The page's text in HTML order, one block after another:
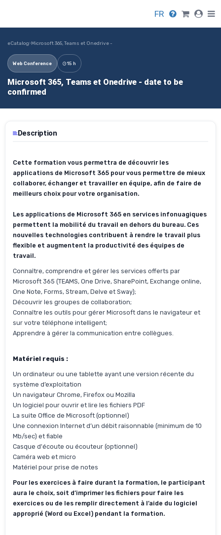
FR
eCatalog›Microsoft 365, Teams et Onedrive -
Web Conference 15 h
Microsoft 365, Teams et Onedrive - date to be
confirmed
Description
Cette formation vous permettra de découvrir les
applications de Microsoft 365 pour vous permettre de mieux
collaborer, échanger et travailler en équipe, afin de faire de
meilleurs choix pour votre organisation.
Les applications de Microsoft 365 en services infonuagiques
permettent la mobilité du travail en dehors du bureau. Ces
nouvelles technologies contribuent à rendre le travail plus
flexible et augmentent la productivité des équipes de
travail.
Connaître, comprendre et gérer les services offerts par
Microsoft 365 (TEAMS, One Drive, SharePoint, Exchange online,
One Note, Forms, Stream, Delve et Sway);
Découvrir les groupes de collaboration;
Connaître les outils pour gérer Microsoft dans le navigateur et
sur votre téléphone intelligent;
Apprendre à gérer la communication entre collègues.
Matériel requis :
Un ordinateur ou une tablette ayant une version récente du
système d’exploitation
Un navigateur Chrome, Firefox ou Mozilla
Un logiciel pour ouvrir et lire les fichiers PDF
La suite Office de Microsoft (optionnel)
Une connexion Internet d’un débit raisonnable (minimum de 10
Mb/sec) et fiable
Casque d'écoute ou écouteur (optionnel)
Caméra web et micro
Matériel pour prise de notes
Pour les exercices à faire durant la formation, le participant
aura le choix, soit d’imprimer les fichiers pour faire les
exercices ou de les remplir directement à l’aide du logiciel
approprié (Word ou Excel) pendant la formation.